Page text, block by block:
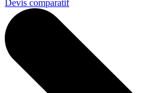
Devis comparatif